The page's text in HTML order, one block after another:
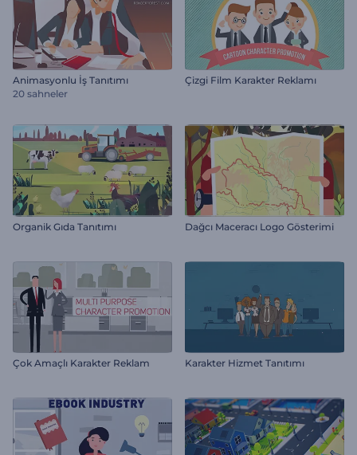
Animasyonlu İş Tanıtımı
20 sahneler
Çizgi Film Karakter Reklamı
Organik Gıda Tanıtımı Dağcı Maceracı Logo Gösterimi
Çok Amaçlı Karakter Reklam Karakter Hizmet Tanıtımı